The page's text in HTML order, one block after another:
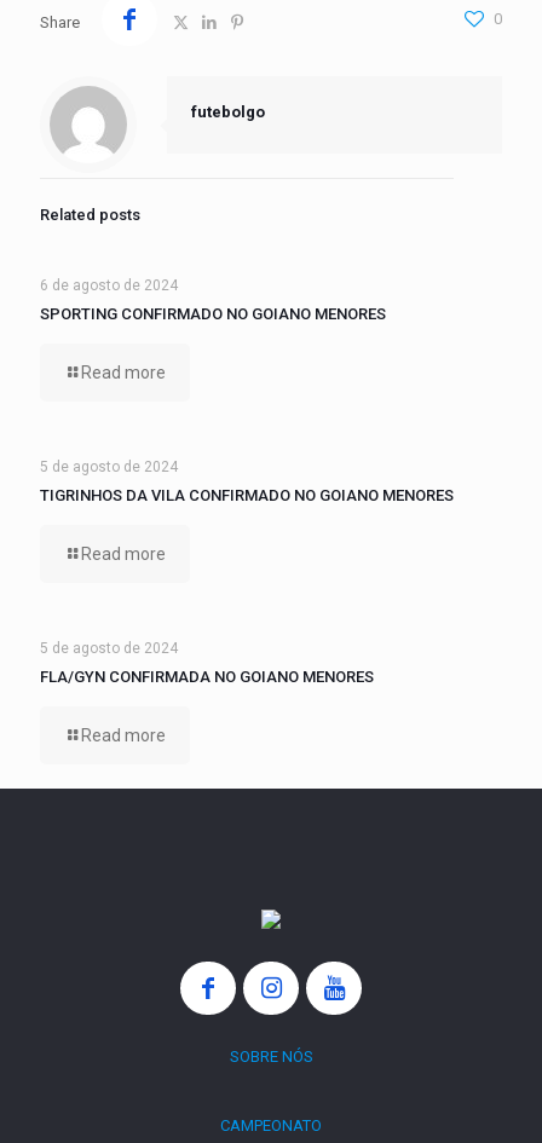
Share 0
futebolgo
Related posts
6 de agosto de 2024
SPORTING CONFIRMADO NO GOIANO MENORES
Read more
5 de agosto de 2024
TIGRINHOS DA VILA CONFIRMADO NO GOIANO MENORES
Read more
5 de agosto de 2024
FLA/GYN CONFIRMADA NO GOIANO MENORES
Read more
SOBRE NÓS
CAMPEONATO